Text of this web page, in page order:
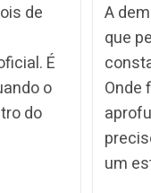
de
É
o
do
A
que
Onde
um